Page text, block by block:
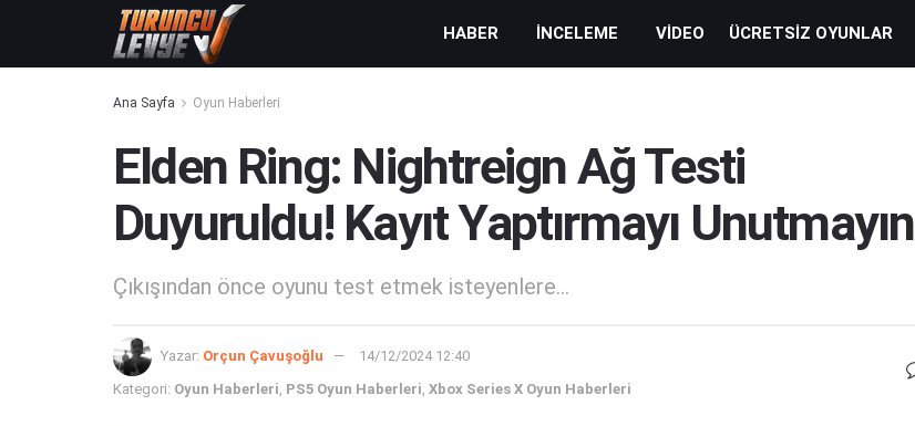
HABER İNCELEME VIDEO ÜCRETSIZ OYUNLAR
Ana Sayfa Oyun Haberleri
Elden Ring: Nightreign Ağ Testi
Duyuruldu! Kayıt Yaptırmayı Unutmayın
Çıkışından önce oyunu test etmek isteyenlere...
Yazar: Orçun Çavuşoğlu 14/12/2024 12:40
Kategori: Oyun Haberleri, PS5 Oyun Haberleri, Xbox Series X Oyun Haberleri